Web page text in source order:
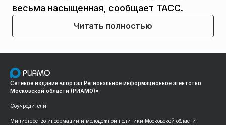
весьма насыщенная, сообщает ТАСС.
Читать полностью
Сетевое издание «портал Региональное информационное агентство
Московской области (РИАМО)»
Соучредители:
Министерство информации и молодежной политики Московской области